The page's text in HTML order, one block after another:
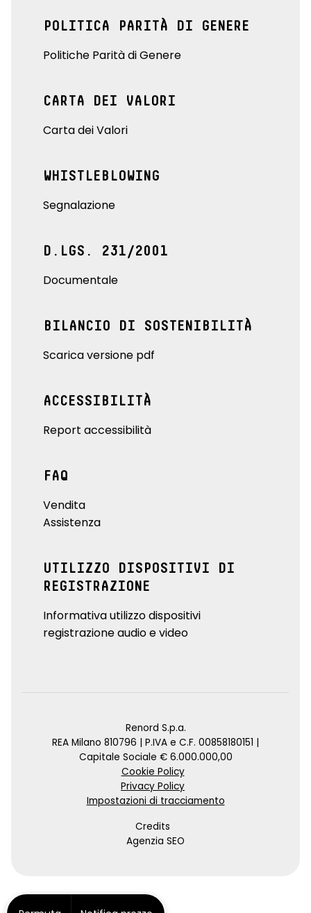
POLITICA PARITÀ DI GENERE
Politiche Parità di Genere
CARTA DEI VALORI
Carta dei Valori
WHISTLEBLOWING
Segnalazione
D.LGS. 231/2001
Documentale
BILANCIO DI SOSTENIBILITÀ
Scarica versione pdf
ACCESSIBILITÀ
Report accessibilità
FAQ
Vendita
Assistenza
UTILIZZO DISPOSITIVI DI
REGISTRAZIONE
Informativa utilizzo dispositivi
registrazione audio e video
Renord S.p.a.
REA Milano 810796 | P.IVA e C.F. 00858180151 |
Capitale Sociale € 6.000.000,00
Cookie Policy
Privacy Policy
Impostazioni di tracciamento
Credits
Agenzia SEO